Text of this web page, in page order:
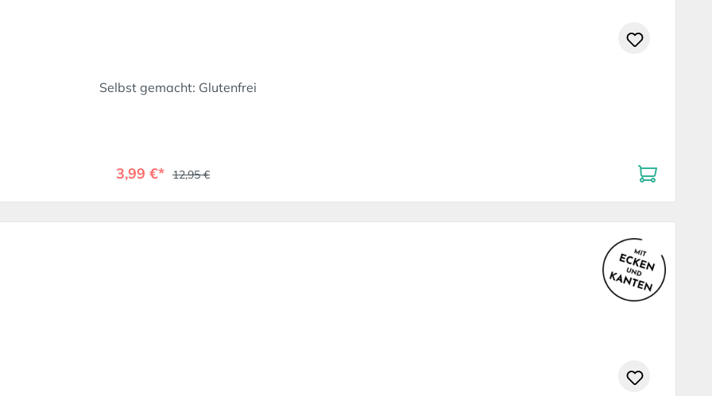
Selbst gemacht: Glutenfrei
3,99 €* 12,95 €